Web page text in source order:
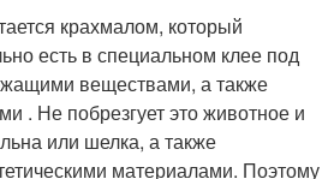
крахмалом, который
есть в специальном клее под
веществами, а также
. Не побрезгует это животное и
или шелка, а также
материалами. Поэтому